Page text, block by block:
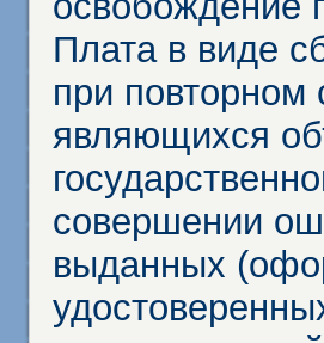
Плата в виде
при
являющихся
совершении
выданных